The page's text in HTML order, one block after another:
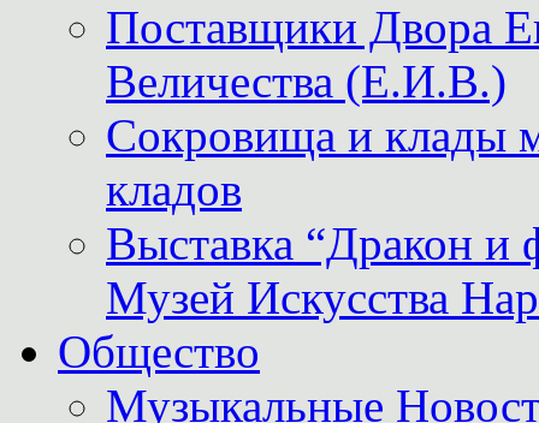
Поставщики
Величества (Е.И.В.)
Сокровища и клады
кладов
Выставка “Дракон и
Музей Искусства
Общество
Музыкальные